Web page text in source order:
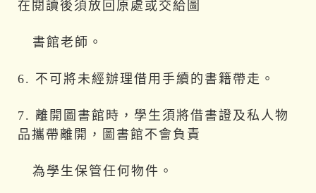
在閱讀後須放回原處或交給圖
書館老 師。
6. 不可將未經辦理借用手續的書籍帶走。
7. 離開圖書館時，學生須將借書證及私人物
品攜帶離開，圖書館不會負責
為學生保管任何物件。